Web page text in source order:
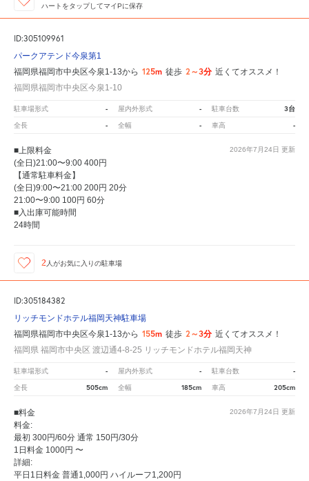
ハートをタップしてマイPに保存
ID:305109961
パークアテンド今泉第1
福岡県福岡市中央区今泉1-13から 125m 徒歩 2～3分 近くてオススメ！
福岡県福岡市中央区今泉1-10
駐車場形式 - 屋内外形式 - 駐車台数 3台
全長 - 全幅 - 車高 -
2026年7月24日 更新
■上限料金
(全日)21:00〜9:00 400円
【通常駐車料金】
(全日)9:00〜21:00 200円 20分
21:00〜9:00 100円 60分
■入出庫可能時間
24時間
2 人がお気に入りの駐車場
ID:305184382
リッチモンドホテル福岡天神駐車場
福岡県福岡市中央区今泉1-13から 155m 徒歩 2～3分 近くてオススメ！
福岡県 福岡市中央区 渡辺通4-8-25 リッチモンドホテル福岡天神
駐車場形式 - 屋内外形式 - 駐車台数 -
全長 505cm 全幅 185cm 車高 205cm
2026年7月24日 更新
■料金
料金:
最初 300円/60分 通常 150円/30分
1日料金 1000円 〜
詳細:
平日1日料金 普通1,000円 ハイルーフ1,200円